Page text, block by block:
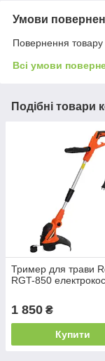
Умови
Повернення
Всі умови
Подібні товари
Тример для трави
RGT-850
1 850 ₴
Купити